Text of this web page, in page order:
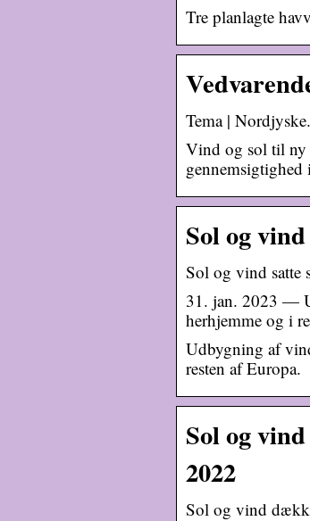
Tre planlagte
Tema |
Vind og sol til ny
Sol og
Sol og vind satte
31. jan. 2023 —
herhjemme og i
Udbygning af
resten af Europa.
Sol og
2022
Sol og vind